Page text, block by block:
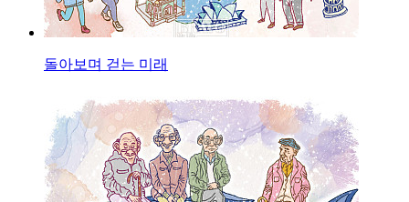
돌아보며 걷는 미래